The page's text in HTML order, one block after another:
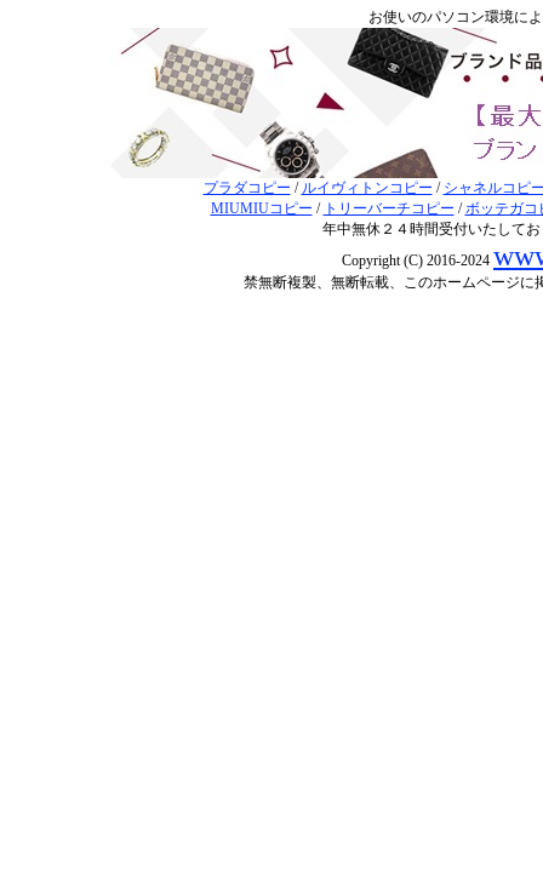
お使いのパソコン環境に
プラダコピー / ルイヴィトンコピー / シャネルコピ
MIUMIUコピー / トリーバーチコピー /ボッテガコ
年中無休２４時間受付いたして
Copyright (C) 2016-2024
禁無断複製、無断転載、このホームページ